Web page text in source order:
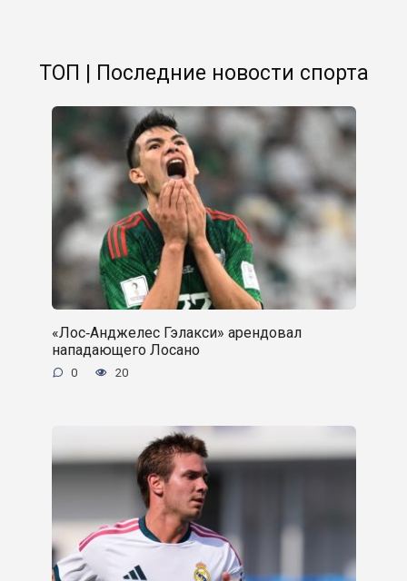
ТОП | Последние новости спорта
«Лос‑Анджелес Гэлакси» арендовал
нападающего Лосано
0 20